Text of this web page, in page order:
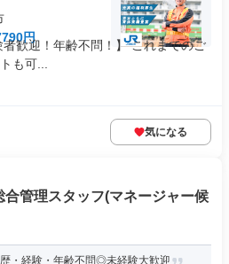
円
歓迎！年齢不問！】 これまでのご
も可...
気になる
管理スタッフ(マネージャー候
歴・経験・年齢不問◎未経験大歓迎